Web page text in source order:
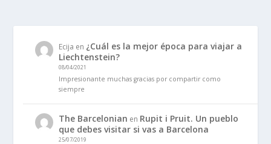
Ecija en ¿Cuál es la mejor época para viajar a
Liechtenstein?
08/04/2021
Impresionante muchas gracias por compartir como
siempre
The Barcelonian en Rupit i Pruit. Un pueblo
que debes visitar si vas a Barcelona
25/07/2019